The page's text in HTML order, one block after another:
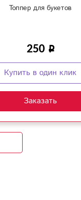
Топпер для букетов
250
Купить в один клик
Заказать